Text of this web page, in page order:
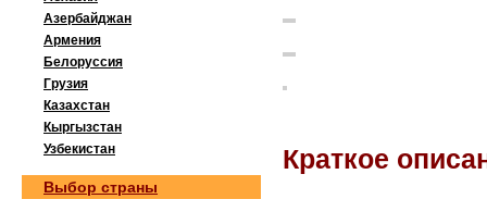
Краткое
Азербайджан
Армения
Белоруссия
Грузия
Казахстан
Кыргызстан
Узбекистан
Выбор страны